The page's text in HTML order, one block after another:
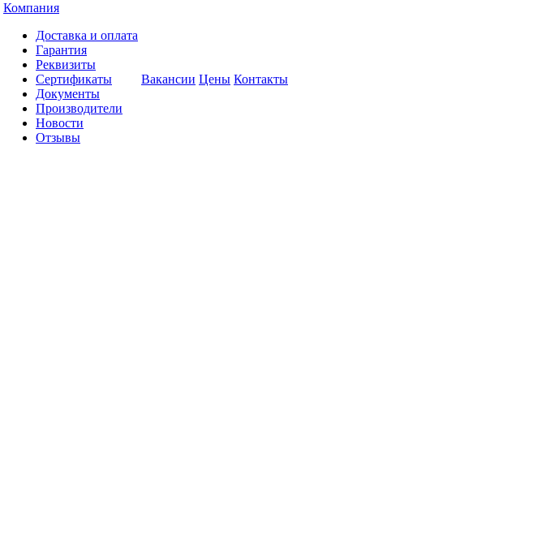
Компания
Доставка и оплата
Гарантия
Реквизиты
Сертификаты
Документы
Производители
Новости
Отзывы
Вакансии Цены Контакты